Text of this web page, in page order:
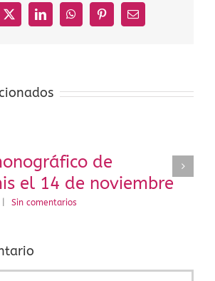
X LinkedInWhatsAppPinterestCorreo
de
el 14 de noviembre
Sin comentarios